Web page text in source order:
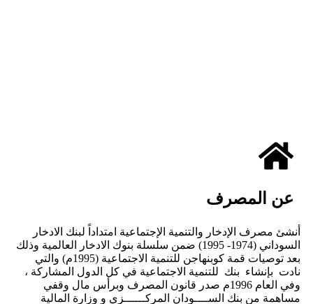
عن المصرف
أنشئ مصرف الإدخار والتنمية الإجتماعية امتداداً لبنك الادخار
السوداني (1974- 1995) ضمن سلسلة بنوك الادخار العالمية وذلك
بعد توصيات قمة كوبنهاجن للتنمية الاجتماعية (1995م) والتي
نادت بإنشاء بنك للتنمية الاجتماعية في كل الدول المشاركة ،
وفي العام 1996م صدر قانون المصرف وبرأس مال وقفي
مساهمة من بنك الســــودان المركــــــزي و وزارة المالية